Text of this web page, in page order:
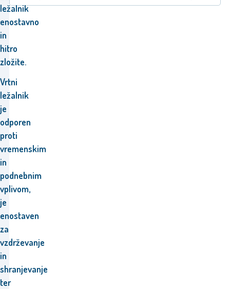
ležalnik
enostavno
in
hitro
zložite.
Vrtni
ležalnik
je
odporen
proti
vremenskim
in
podnebnim
vplivom,
je
enostaven
za
vzdrževanje
in
shranjevanje
ter